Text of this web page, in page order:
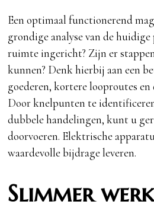
Een optimaal functionerend
grondige analyse van de huidige
ruimte ingericht? Zijn er
kunnen? Denk hierbij aan een
goederen, kortere looproutes
Door knelpunten te
dubbele handelingen, kunt u
doorvoeren. Elektrische
waardevolle bijdrage leveren.
Slimmer